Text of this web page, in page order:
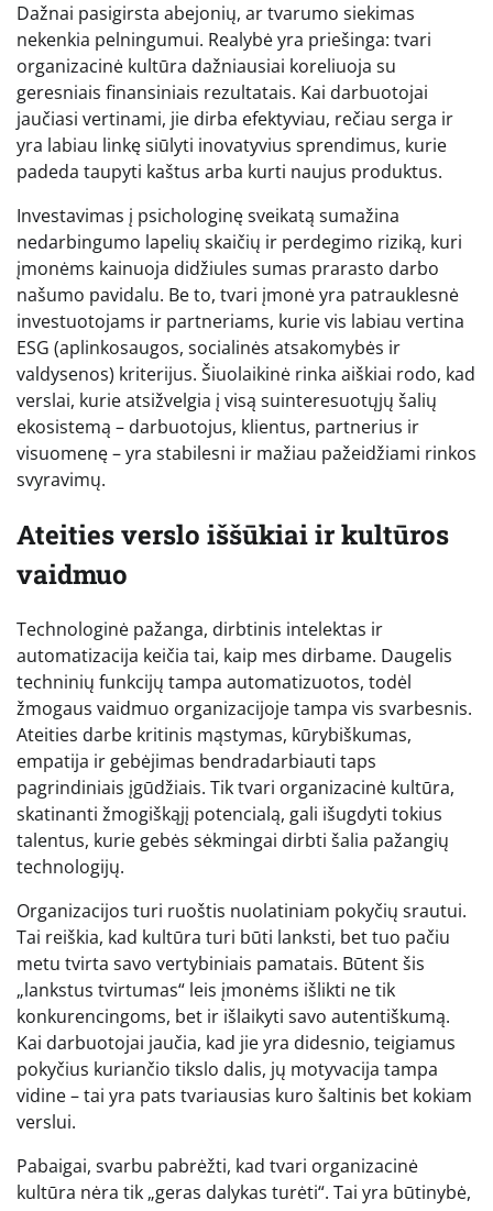
Dažnai pasigirsta abejonių, ar tvarumo siekimas
nekenkia pelningumui. Realybė yra priešinga: tvari
organizacinė kultūra dažniausiai koreliuoja su
geresniais finansiniais rezultatais. Kai darbuotojai
jaučiasi vertinami, jie dirba efektyviau, rečiau serga ir
yra labiau linkę siūlyti inovatyvius sprendimus, kurie
padeda taupyti kaštus arba kurti naujus produktus.
Investavimas į psichologinę sveikatą sumažina
nedarbingumo lapelių skaičių ir perdegimo riziką, kuri
įmonėms kainuoja didžiules sumas prarasto darbo
našumo pavidalu. Be to, tvari įmonė yra patrauklesnė
investuotojams ir partneriams, kurie vis labiau vertina
ESG (aplinkosaugos, socialinės atsakomybės ir
valdysenos) kriterijus. Šiuolaikinė rinka aiškiai rodo, kad
verslai, kurie atsižvelgia į visą suinteresuotųjų šalių
ekosistemą – darbuotojus, klientus, partnerius ir
visuomenę – yra stabilesni ir mažiau pažeidžiami rinkos
svyravimų.
Ateities verslo iššūkiai ir kultūros
vaidmuo
Technologinė pažanga, dirbtinis intelektas ir
automatizacija keičia tai, kaip mes dirbame. Daugelis
techninių funkcijų tampa automatizuotos, todėl
žmogaus vaidmuo organizacijoje tampa vis svarbesnis.
Ateities darbe kritinis mąstymas, kūrybiškumas,
empatija ir gebėjimas bendradarbiauti taps
pagrindiniais įgūdžiais. Tik tvari organizacinė kultūra,
skatinanti žmogiškąjį potencialą, gali išugdyti tokius
talentus, kurie gebės sėkmingai dirbti šalia pažangių
technologijų.
Organizacijos turi ruoštis nuolatiniam pokyčių srautui.
Tai reiškia, kad kultūra turi būti lanksti, bet tuo pačiu
metu tvirta savo vertybiniais pamatais. Būtent šis
„lankstus tvirtumas“ leis įmonėms išlikti ne tik
konkurencingoms, bet ir išlaikyti savo autentiškumą.
Kai darbuotojai jaučia, kad jie yra didesnio, teigiamus
pokyčius kuriančio tikslo dalis, jų motyvacija tampa
vidine – tai yra pats tvariausias kuro šaltinis bet kokiam
verslui.
Pabaigai, svarbu pabrėžti, kad tvari organizacinė
kultūra nėra tik „geras dalykas turėti“. Tai yra būtinybė,